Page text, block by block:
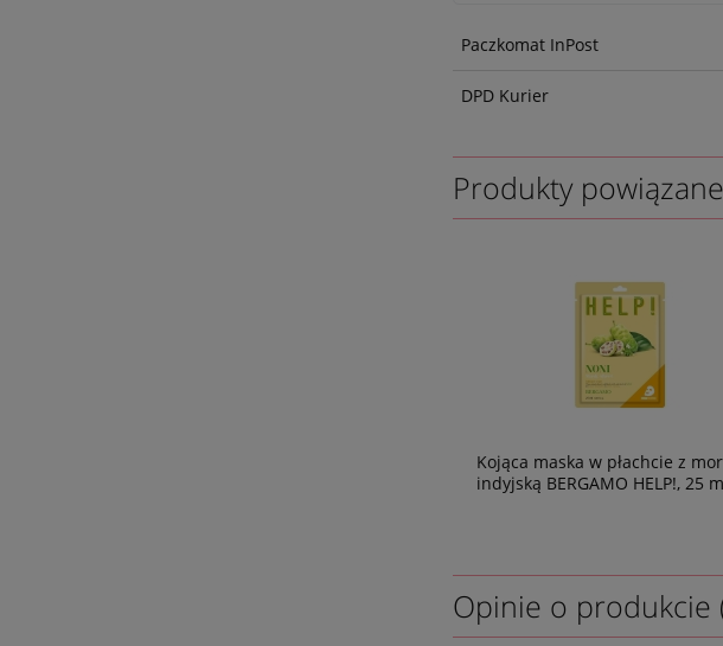
Paczkomat InPost
DPD Kurier
Produkty powiązane
Kojąca maska w płachcie z
indyjską BERGAMO HELP!, 25
Opinie o produkcie